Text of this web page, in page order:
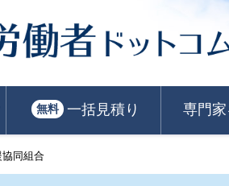
無料 一括見積り 専門
協同組合